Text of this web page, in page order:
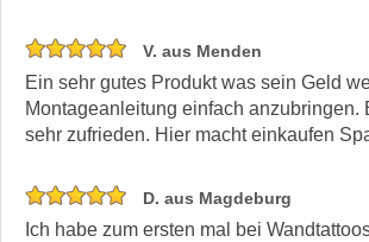
V. aus Menden
Ein sehr gutes Produkt was sein Geld
Montageanleitung einfach anzubringen.
sehr zufrieden. Hier macht einkaufen
D. aus Magdeburg
Ich habe zum ersten mal bei